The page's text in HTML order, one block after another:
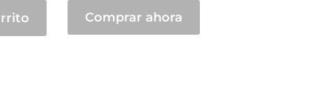
Comprar ahora